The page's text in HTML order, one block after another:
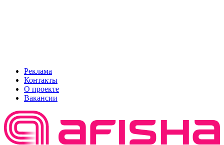
Реклама
Контакты
О проекте
Вакансии